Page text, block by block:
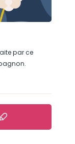
par ce